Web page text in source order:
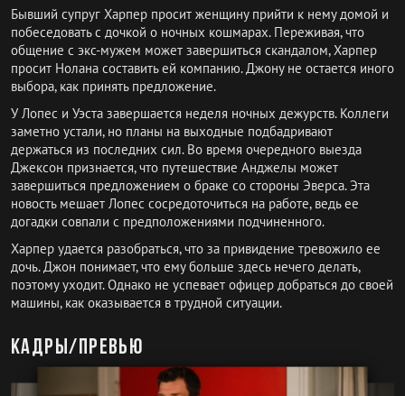
Бывший супруг Харпер просит женщину прийти к нему домой и
побеседовать с дочкой о ночных кошмарах. Переживая, что
общение с экс-мужем может завершиться скандалом, Харпер
просит Нолана составить ей компанию. Джону не остается иного
выбора, как принять предложение.
У Лопес и Уэста завершается неделя ночных дежурств. Коллеги
заметно устали, но планы на выходные подбадривают
держаться из последних сил. Во время очередного выезда
Джексон признается, что путешествие Анджелы может
завершиться предложением о браке со стороны Эверса. Эта
новость мешает Лопес сосредоточиться на работе, ведь ее
догадки совпали с предположениями подчиненного.
Харпер удается разобраться, что за привидение тревожило ее
дочь. Джон понимает, что ему больше здесь нечего делать,
поэтому уходит. Однако не успевает офицер добраться до своей
машины, как оказывается в трудной ситуации.
Кадры/превью